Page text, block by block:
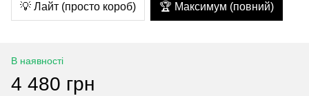
💡 Лайт (просто короб) 🏆 Максимум (повний)
В наявності
4 480 грн